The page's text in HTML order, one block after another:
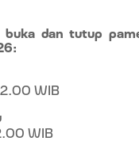
dan tutup
WIB
WIB